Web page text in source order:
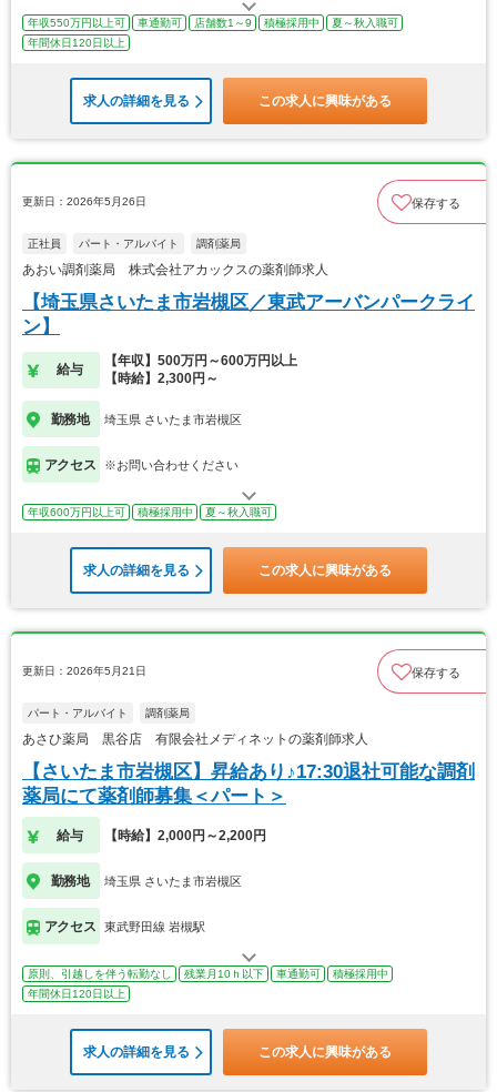
年収550万円以上可 車通勤可 店舗数1～9 積極採用中
夏～秋入職可
年間休日120日以上
求人の詳細を見る この求人に興味がある
更新日：2026年5月26日 保存する
正社員 パート・アルバイト 調剤薬局
あおい調剤薬局 株式会社アカックスの薬剤師求人
【埼玉県さいたま市岩槻区／東武アーバンパークライ
ン】
給与
【年収】500万円～600万円以上
【時給】2,300円～
勤務地 埼玉県 さいたま市岩槻区
アクセス ※お問い合わせください
年収600万円以上可 積極採用中 夏～秋入職可
求人の詳細を見る この求人に興味がある
更新日：2026年5月21日 保存する
パート・アルバイト 調剤薬局
あさひ薬局 黒谷店 有限会社メディネットの薬剤師求人
【さいたま市岩槻区】昇給あり♪17:30退社可能な調剤
薬局にて薬剤師募集＜パート＞
給与 【時給】2,000円～2,200円
勤務地 埼玉県 さいたま市岩槻区
アクセス 東武野田線 岩槻駅
原則、引越しを伴う転勤なし 残業月10ｈ以下 車通勤可
積極採用中
年間休日120日以上
求人の詳細を見る この求人に興味がある